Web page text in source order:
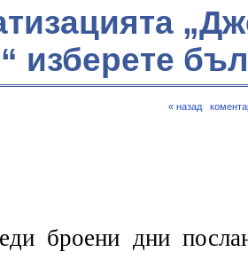
изберете
« назад
броени дни